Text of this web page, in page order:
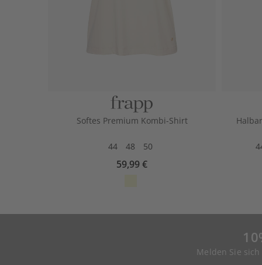
Softes Premium Kombi-Shirt
44 48 50
59,99 €
Melden Sie